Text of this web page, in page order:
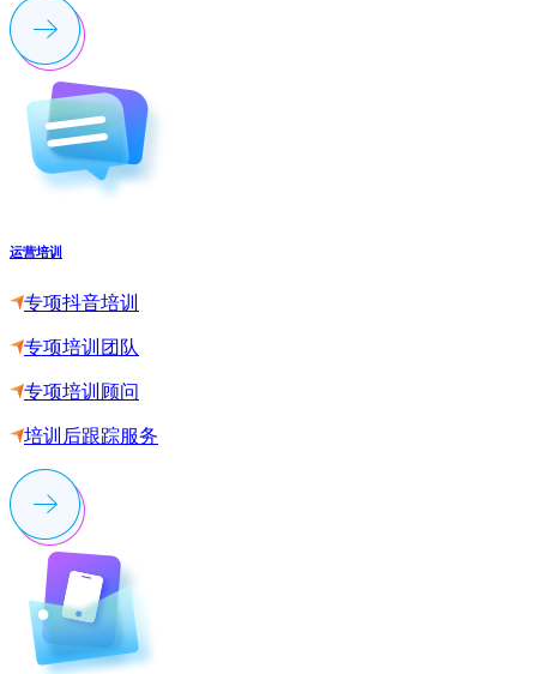
运营培训
专项抖音培训
专项培训团队
专项培训顾问
培训后跟踪服务